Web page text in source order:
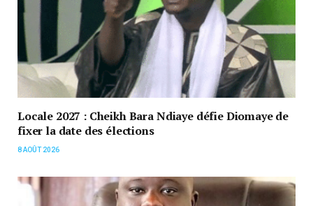
Locale 2027 : Cheikh Bara Ndiaye défie Diomaye de
fixer la date des élections
8 AOÛT 2026